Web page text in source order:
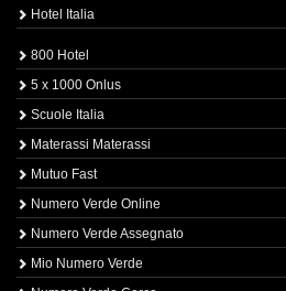
Hotel Italia
800 Hotel
5 x 1000 Onlus
Scuole Italia
Materassi Materassi
Mutuo Fast
Numero Verde Online
Numero Verde Assegnato
Mio Numero Verde